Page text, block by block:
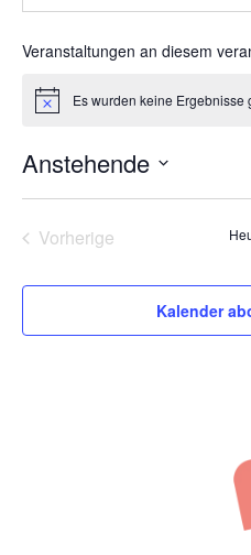
Veranstaltungen an diesem
HinweisEs wurden keine Ergebnisse
Anstehende
VorherigeVeranstaltungen
Kalender